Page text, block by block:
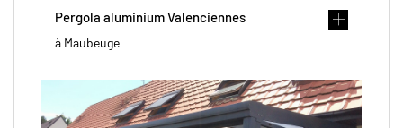
Pergola aluminium Valenciennes
à Maubeuge